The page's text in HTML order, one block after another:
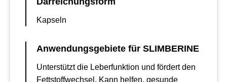
Kapseln
Anwendungsgebiete für SLIMBERINE
Unterstützt die Leberfunktion und fördert den
Fettstoffwechsel. Kann helfen, gesunde